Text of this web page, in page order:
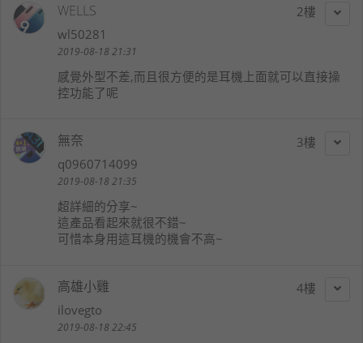
2
WELLS
wl50281
2019-08-18 21:31
感覺外型不差,而且很方便的是耳機上面就可以直接操
控功能了呢
3
無奈
q0960714099
2019-08-18 21:35
超詳細的分享~
這產品看起來就很不錯~
可惜本身用這耳機的機會不高~
4
高雄小雞
ilovegto
2019-08-18 22:45